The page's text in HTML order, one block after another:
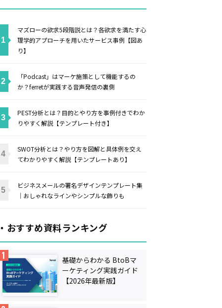
マズローの欲求5段階説とは？各欲求を満たす心
理学的アプローチを用いたサービス事例【図あ
り】
「Podcast」はマーケ施策として機能するの
か？ferretが実践する音声発信の裏側
PEST分析とは？目的とやり方を事例付きでわか
りやすく解説【テンプレート付き】
SWOT分析とは？やり方を図解と具体例を交え
てわかりやすく解説【テンプレートあり】
ビジネスメールの署名デザインテンプレート集
｜おしゃれなラインやシンプルな飾りも
・おすすめ資料ランキング
基礎からわかる BtoBマ
ーケティング実践ガイド
【2026年最新版】